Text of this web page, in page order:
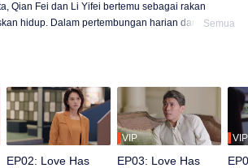
Qian Fei dan Li Yifei bertemu sebagai rakan
hidup. Dalam pertembungan harian dan
Semua
EP02: Love Has
VIP
EP03: Love Has
VIP